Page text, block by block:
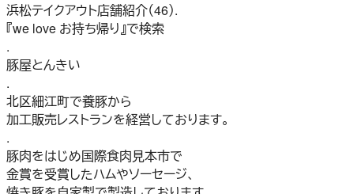
浜松テイクアウト店舗紹介（46）.
『we love お持ち帰り』で検索
.
豚屋とんきい
.
北区細江町で養豚から
加工販売レストランを経営しております。
.
豚肉をはじめ国際食肉見本市で
金賞を受賞したハムやソーセージ、